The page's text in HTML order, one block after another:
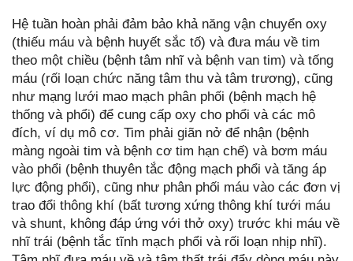
Hệ tuần hoàn phải đảm bảo khả năng vận chuyển oxy
(thiếu máu và bệnh huyết sắc tố) và đưa máu về tim
theo một chiều (bệnh tâm nhĩ và bệnh van tim) và tống
máu (rối loạn chức năng tâm thu và tâm trương), cũng
như mạng lưới mao mạch phân phối (bệnh mạch hệ
thống và phổi) để cung cấp oxy cho phổi và các mô
đích, ví dụ mô cơ. Tim phải giãn nở để nhận (bệnh
màng ngoài tim và bệnh cơ tim hạn chế) và bơm máu
vào phổi (bệnh thuyên tắc động mạch phổi và tăng áp
lực động phổi), cũng như phân phối máu vào các đơn vị
trao đổi thông khí (bất tương xứng thông khí tưới máu
và shunt, không đáp ứng với thở oxy) trước khi máu về
nhĩ trái (bệnh tắc tĩnh mạch phổi và rối loạn nhịp nhĩ).